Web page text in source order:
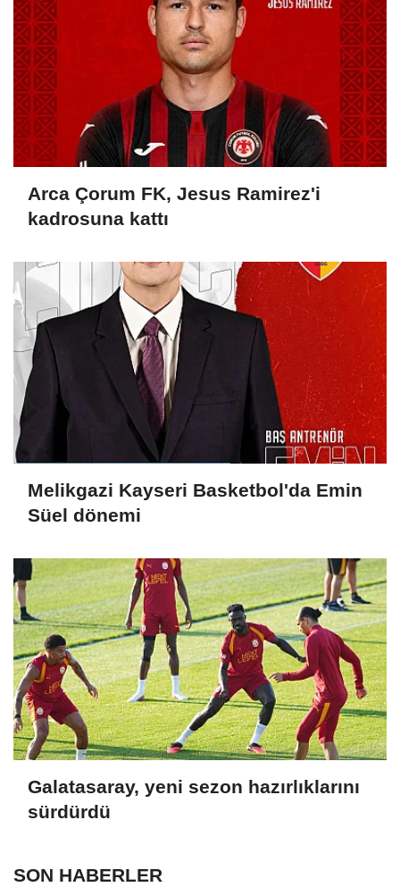
Arca Çorum FK, Jesus Ramirez'i
kadrosuna kattı
Melikgazi Kayseri Basketbol'da Emin
Süel dönemi
Galatasaray, yeni sezon hazırlıklarını
sürdürdü
SON HABERLER